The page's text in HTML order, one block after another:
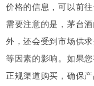
价格的信息，可以前
需要注意的是，茅台
外，还会受到市场供
等因素的影响。如果
正规渠道购买，确保